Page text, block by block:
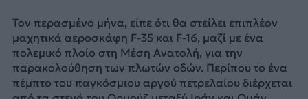
Τον περασμένο μήνα, είπε ότι θα στείλει επιπλέον
μαχητικά αεροσκάφη F-35 και F-16, μαζί με ένα
πολεμικό πλοίο στη Μέση Ανατολή, για την
παρακολούθηση των πλωτών οδών. Περίπου το ένα
πέμπτο του παγκόσμιου αργού πετρελαίου διέρχεται